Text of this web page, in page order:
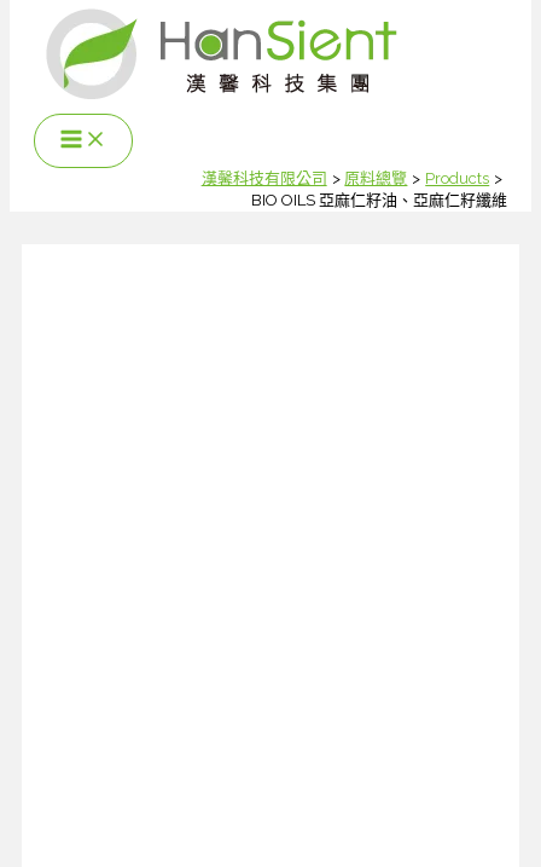
漢馨科技有限公司 原料總覽
Products
BIO OILS 亞麻仁籽油、亞麻仁籽纖維